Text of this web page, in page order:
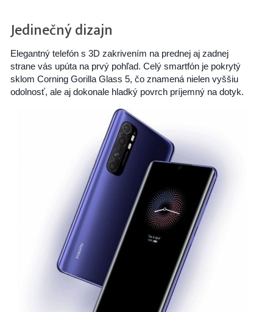
Jedinečný dizajn
Elegantný telefón s 3D zakrivením na prednej aj zadnej
strane vás upúta na prvý pohľad. Celý smartfón je pokrytý
sklom Corning Gorilla Glass 5, čo znamená nielen vyššiu
odolnosť, ale aj dokonale hladký povrch príjemný na dotyk.